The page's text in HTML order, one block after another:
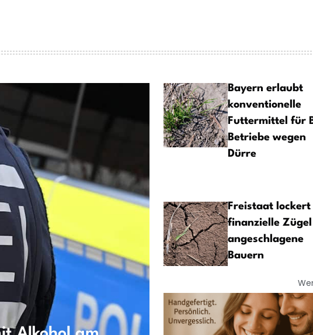
Bayern erlaubt
konventionelle
Futtermittel für
Betriebe wegen
Dürre
Freistaat lockert
finanzielle
angeschlagene
Bauern